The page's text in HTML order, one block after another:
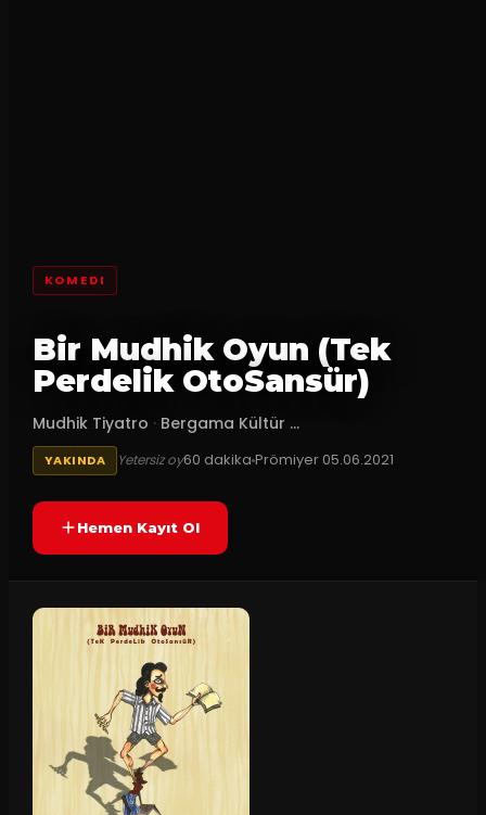
KOMEDI
Bir Mudhik Oyun (Tek
Perdelik OtoSansür)
Mudhik Tiyatro · Bergama Kültür ...
YAKINDA Yetersiz oy60 dakikaPrömiyer 05.06.2021
Hemen Kayıt Ol